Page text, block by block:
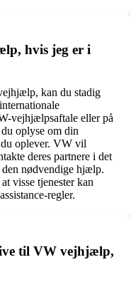
hvis jeg er i
kan du stadig
vejhjælpsaftale eller på
oplyse om din
oplever. VW vil
deres partnere i det
nødvendige hjælp.
visse tjenester kan
regler.
til VW vejhjælp,